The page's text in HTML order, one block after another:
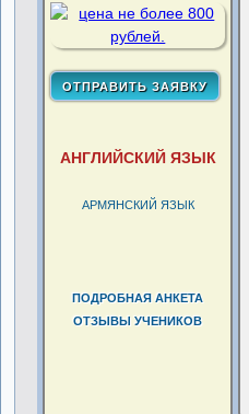
АНГЛИЙСКИЙ ЯЗЫК
АРМЯНСКИЙ ЯЗЫК
ПОДРОБНАЯ АНКЕТА
ОТЗЫВЫ УЧЕНИКОВ